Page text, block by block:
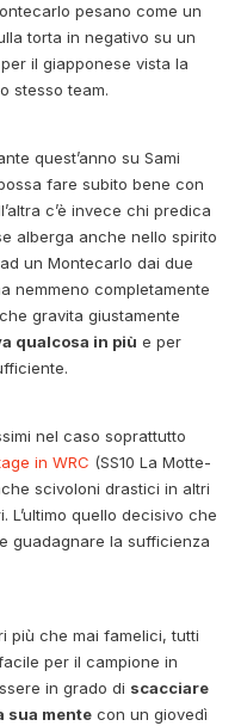
pesano come un
torta in negativo su un
il giapponese vista la
stesso team.
quest’anno su Sami
fare subito bene con
c’è invece chi predica
alberga anche nello spirito
un Montecarlo dai due
nemmeno completamente
gravita giustamente
qualcosa in più e per
nel caso soprattutto
in WRC (SS10 La Motte-
scivoloni drastici in altri
quello decisivo che
guadagnare la sufficienza
più che mai famelici, tutti
per il campione in
in grado di scacciare
sua mente con un giovedì